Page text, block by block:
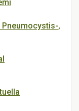
Pneumocystis-,